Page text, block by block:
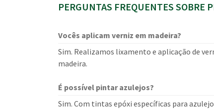
PERGUNTAS FREQUENTES SOBRE
Vocês aplicam verniz em madeira?
Sim. Realizamos lixamento e aplicação de
madeira.
É possível pintar azulejos?
Sim. Com tintas epóxi específicas para